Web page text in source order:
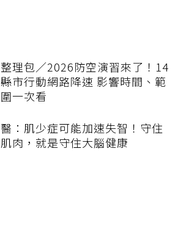
整理包／2026防空演習來了！14
縣市行動網路降速 影響時間、範
圍一次看
醫：肌少症可能加速失智！守住
肌肉，就是守住大腦健康